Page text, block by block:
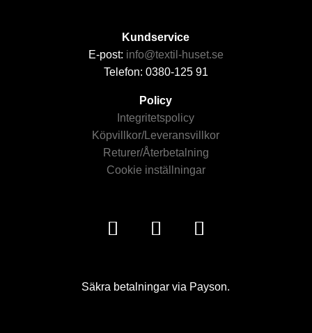
Kundservice
E-post: info@textil-huset.se
Telefon: 0380-125 91
Policy
Integritetspolicy
Köpvillkor/Leveransvillkor
Returer/Återbetalning
Cookie inställningar
Säkra betalningar via Payson.